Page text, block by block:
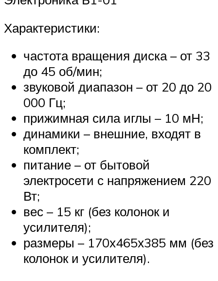
Характеристики:
частота вращения диска – от 33
до 45 об/мин;
звуковой диапазон – от 20 до 20
000 Гц;
прижимная сила иглы – 10 мН;
динамики – внешние, входят в
комплект;
питание – от бытовой
электросети с напряжением 220
Вт;
вес – 15 кг (без колонок и
усилителя);
размеры – 170х465х385 мм (без
колонок и усилителя).